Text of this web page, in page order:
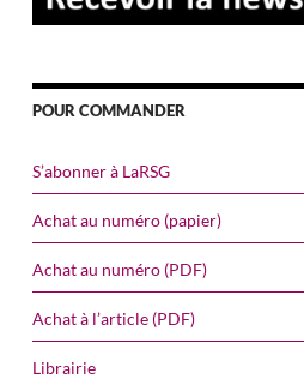
POUR COMMANDER
S’abonner à LaRSG
Achat au numéro (papier)
Achat au numéro (PDF)
Achat à l’article (PDF)
Librairie